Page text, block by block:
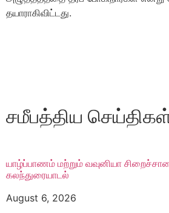
தயாராகிவிட்டது.
சமீபத்திய
யாழ்ப்பாணம் மற்றும் வவுனியா
கலந்துரையாடல்
August 6, 2026